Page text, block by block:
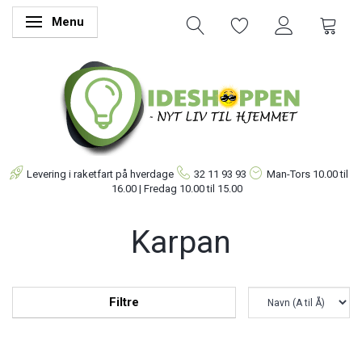
Skifte navigation
Menu
Levering i raketfart på hverdage 32 11 93 93 Man-Tors 10.00 til
16.00 | Fredag 10.00 til 15.00
Karpan
Filtre